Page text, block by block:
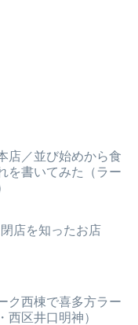
店／並び始めから食
を書いてみた（ラー
店を知ったお店
ク西棟で喜多方ラー
西区井口明神）